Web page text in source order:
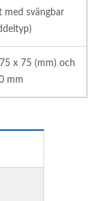
med svängbar
x 75 (mm) och
mm